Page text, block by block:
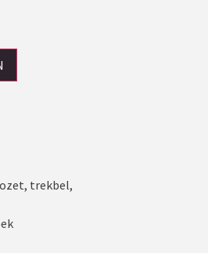
, trekbel,